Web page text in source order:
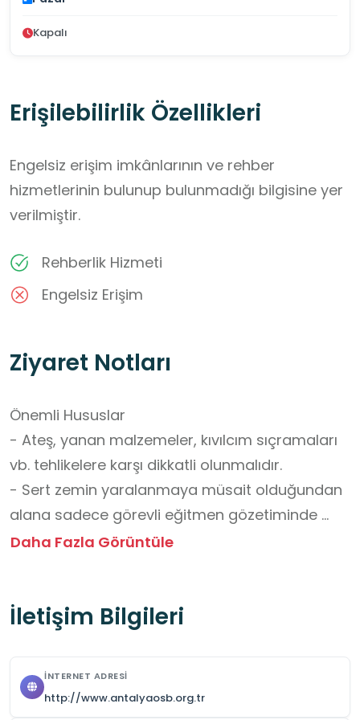
Kapalı
Erişilebilirlik Özellikleri
Engelsiz erişim imkânlarının ve rehber
hizmetlerinin bulunup bulunmadığı bilgisine yer
verilmiştir.
Rehberlik Hizmeti
Engelsiz Erişim
Ziyaret Notları
Önemli Hususlar
- Ateş, yanan malzemeler, kıvılcım sıçramaları
vb. tehlikelere karşı dikkatli olunmalıdır.
- Sert zemin yaralanmaya müsait olduğundan
alana sadece görevli eğitmen gözetiminde
girilmelidir.
- Yetkili personelin bilgisi olmadan hareket
- En fazla 30 kişilik grupların ziyaretine
Daha Fazla Görüntüle
İletişim Bilgileri
İNTERNET ADRESI
http://www.antalyaosb.org.tr